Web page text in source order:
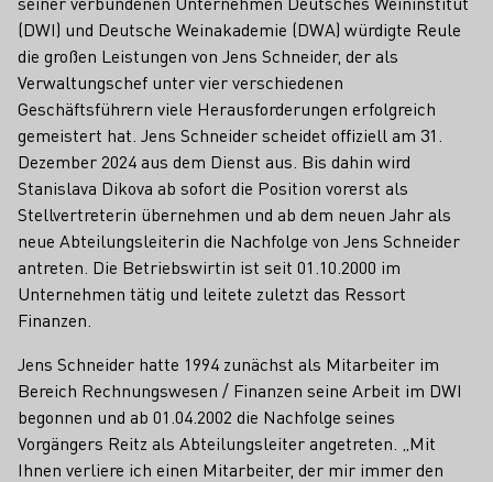
(DWI) und Deutsche Weinakademie (DWA) würdigte Reule
die großen Leistungen von Jens Schneider, der als
Verwaltungschef unter vier verschiedenen
Geschäftsführern viele Herausforderungen erfolgreich
gemeistert hat. Jens Schneider scheidet offiziell am 31.
Dezember 2024 aus dem Dienst aus. Bis dahin wird
Stanislava Dikova ab sofort die Position vorerst als
Stellvertreterin übernehmen und ab dem neuen Jahr als
neue Abteilungsleiterin die Nachfolge von Jens Schneider
antreten. Die Betriebswirtin ist seit 01.10.2000 im
Unternehmen tätig und leitete zuletzt das Ressort
Finanzen.
Jens Schneider hatte 1994 zunächst als Mitarbeiter im
Bereich Rechnungswesen / Finanzen seine Arbeit im DWI
begonnen und ab 01.04.2002 die Nachfolge seines
Vorgängers Reitz als Abteilungsleiter angetreten. „Mit
Ihnen verliere ich einen Mitarbeiter, der mir immer den